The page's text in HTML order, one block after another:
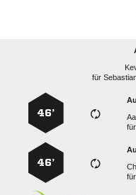
für
46’
46’